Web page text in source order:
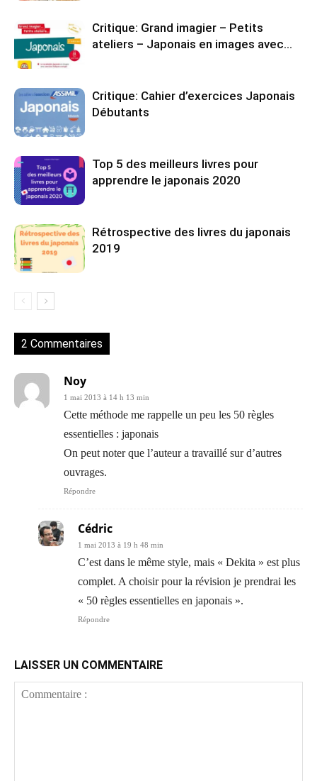
Critique: Grand imagier – Petits
ateliers – Japonais en images avec…
Critique: Cahier d’exercices Japonais
Débutants
Top 5 des meilleurs livres pour
apprendre le japonais 2020
Rétrospective des livres du japonais
2019
2 Commentaires
Noy
1 mai 2013 à 14 h 13 min
Cette méthode me rappelle un peu les 50 règles
essentielles : japonais
On peut noter que l’auteur a travaillé sur d’autres
ouvrages.
Répondre
Cédric
1 mai 2013 à 19 h 48 min
C’est dans le même style, mais « Dekita » est plus
complet. A choisir pour la révision je prendrai les
« 50 règles essentielles en japonais ».
Répondre
LAISSER UN COMMENTAIRE